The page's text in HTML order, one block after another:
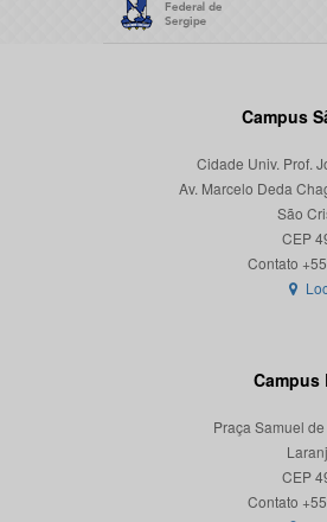
Campus
Cidade Univ. Prof.
Av. Marcelo Deda
São
CEP
Campus
Praça Samuel
CEP